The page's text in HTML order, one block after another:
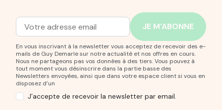
Adresse mail
Entrez votre adresse mail pour vous abonner à notre
En vous inscrivant à la newsletter vous acceptez de recevoir des e-
mails de Guy Demarle sur notre actualité et nos offres en cours.
Nous ne partageons pas vos données à des tiers. Vous pouvez à
tout moment vous désinscrire dans la partie basse des
Newsletters envoyées, ainsi que dans votre espace client si vous en
disposez d’un
J’accepte de recevoir la newsletter par email.